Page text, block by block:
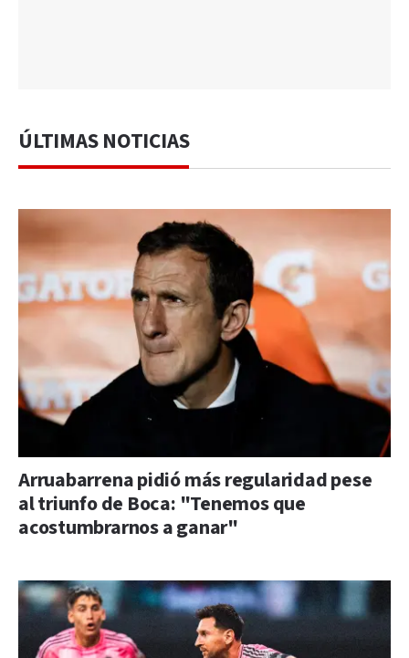
ÚLTIMAS NOTICIAS
Arruabarrena pidió más regularidad pese
al triunfo de Boca: "Tenemos que
acostumbrarnos a ganar"